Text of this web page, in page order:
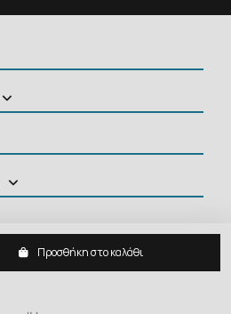
Προσθήκη στο καλάθι